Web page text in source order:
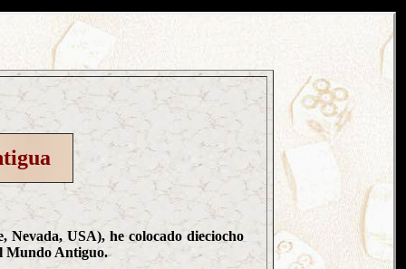
USA), he colocado dieciocho
Mundo Antiguo.